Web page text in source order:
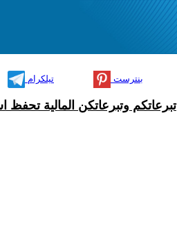
تيلكرام بنترست
تبرعاتكم وتبرعاتكن المالية تحفظ